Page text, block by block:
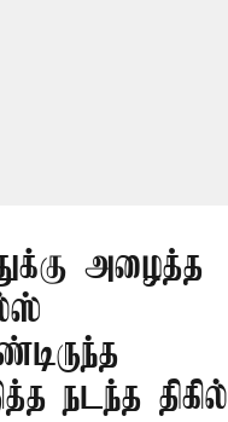
அழைத்த
நடந்த திகில்